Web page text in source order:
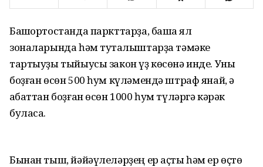
Башҡортостанда паркттарҙа, башҡа ял
зоналарында һәм туҡталыштарҙа тәмәке
тартыуҙы тыйыусы закон үҙ көсөнә инде. Уны
боҙған өсөн 500 һум күләмендә штраф янай, ә
ҡабаттан боҙған өсөн 1000 һум түләргә кәрәк
буласаҡ.
Бынан тыш, йәйәүлеләрҙең ер аҫты һәм ер өҫтө